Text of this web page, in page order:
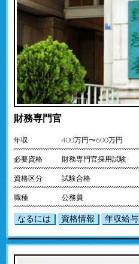
財務専門官
年収 400万円〜600万円
必要資格 財務専門官採用試験
資格区分 試験合格
職種 公務員
なるには 資格情報 年収給与